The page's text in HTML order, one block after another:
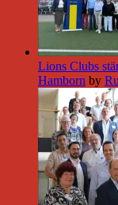
Lions Clubs
Hamborn by